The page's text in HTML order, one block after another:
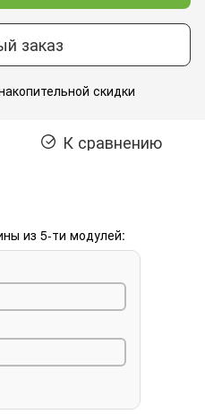
заказ
скидки
К сравнению
из 5-ти модулей: